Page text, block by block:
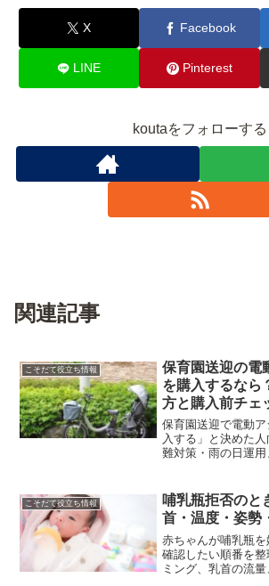
X Facebook
LINE Pinterest
koutaをフォローする
関連記事
こそだて役立ち情報
保育園送迎の電
を購入するなら
方と購入前チェ
保育園送迎で電動
入する」と決めた
難対策・雨の日運
PELTECHのサイト
く案内します。
こそだて役立ち情報
哺乳瓶拒否のと
首・温度・姿勢
赤ちゃんが哺乳瓶
確認したい順番を
ミング、乳首の流量